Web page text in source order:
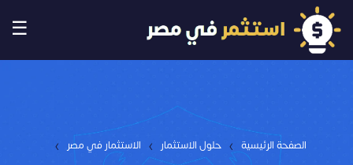
☰
الصفحة الرئيسية › حلول الاستثمار › الاستثمار في مصر ›